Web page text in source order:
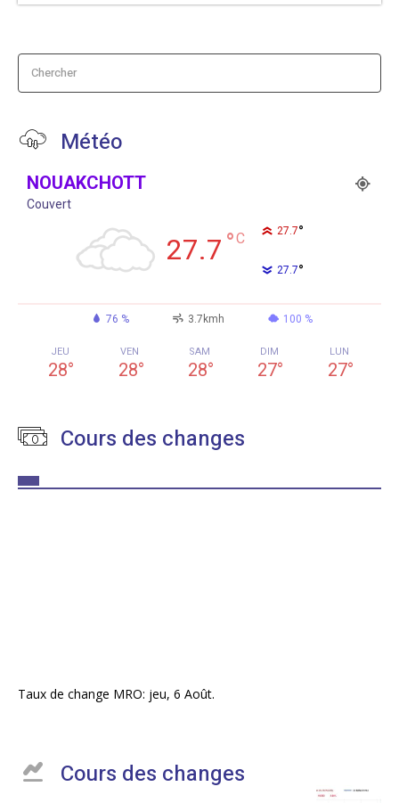
Chercher
Météo
NOUAKCHOTT
Couvert
27.7 °C 27.7°
27.7°
76 % 3.7kmh 100 %
JEU
28°
VEN
28°
SAM
28°
DIM
27°
LUN
27°
Cours des changes
Taux de change MRO: jeu, 6 Août.
Cours des changes